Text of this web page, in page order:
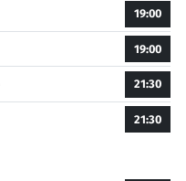
19:00
19:00
21:30
21:30